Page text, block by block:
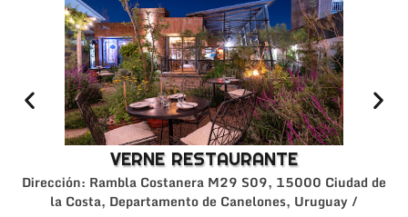
VERNE RESTAURANTE
Dirección: Rambla Costanera M29 S09, 15000 Ciudad de
la Costa, Departamento de Canelones, Uruguay /